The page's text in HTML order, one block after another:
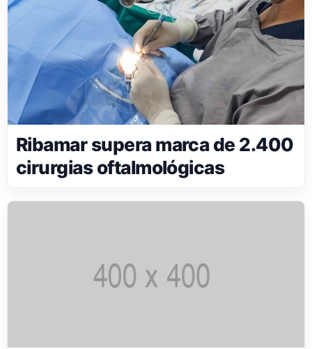
Ribamar supera marca de 2.400
cirurgias oftalmológicas